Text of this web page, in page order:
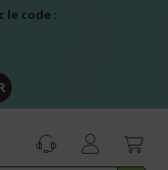
le code :